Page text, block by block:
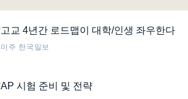
고교 4년간 로드맵이 대학/인생 좌우한다
미주 한국일보
AP 시험 준비 및 전략